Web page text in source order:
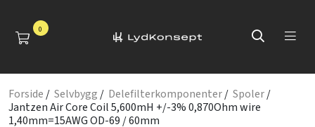
0
Forside / Selvbygg / Delefilterkomponenter/ Spoler/
Jantzen Air Core Coil 5,600mH +/-3% 0,870Ohm wire
1,40mm=15AWG OD-69 / 60mm